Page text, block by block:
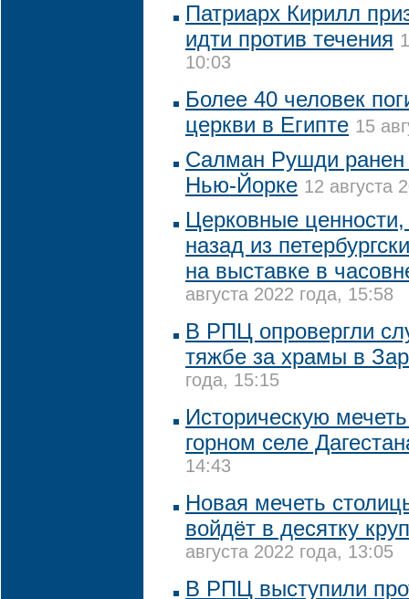
Патриарх Кирилл
идти против течения
10:03
Более 40 человек
церкви в Египте 15
Салман Рушди ранен
Нью-Йорке 12 августа
Церковные
назад из
на выставке в
августа 2022 года, 15:58
В РПЦ опровергли
тяжбе за храмы в
года, 15:15
Историческую
горном селе
14:43
Новая мечеть
войдёт в десятку
августа 2022 года, 13:05
В РПЦ выступили